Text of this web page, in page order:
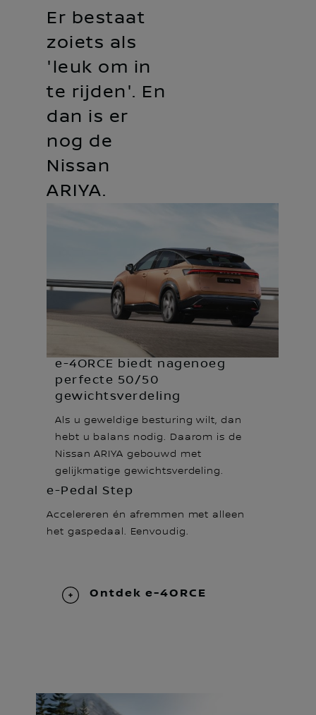
Er bestaat
zoiets als
'leuk om in
te rijden'. En
dan is er
nog de
Nissan
ARIYA.
e-4ORCE biedt nagenoeg
perfecte 50/50
gewichtsverdeling
Als u geweldige besturing wilt, dan
hebt u balans nodig. Daarom is de
Nissan ARIYA gebouwd met
gelijkmatige gewichtsverdeling.
e-Pedal Step
Accelereren én afremmen met alleen
het gaspedaal. Eenvoudig.
Ontdek e-4ORCE